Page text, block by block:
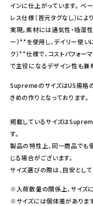
インに仕上がっています。 ベ
レス仕様（首元タグなし）に
実現。素材には通気性・吸湿
ー）**を使用し、デイリー使い
ク）**仕様で、コストパフォー
で主役になるデザイン性も兼
SupremeのサイズはUS規格
きめの作りとなっております。
掲載しているサイズは
す。
製品の特性上、同一商品でも
じる場合がございます。
サイズ選びの際は、目安として
※入荷数量の関係上、サイズ
※サイズには個体差があります